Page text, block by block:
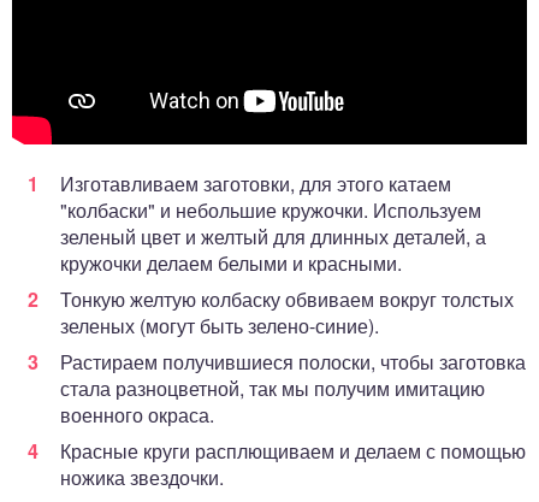
Изготавливаем заготовки, для этого катаем
"колбаски" и небольшие кружочки. Используем
зеленый цвет и желтый для длинных деталей, а
кружочки делаем белыми и красными.
Тонкую желтую колбаску обвиваем вокруг толстых
зеленых (могут быть зелено-синие).
Растираем получившиеся полоски, чтобы заготовка
стала разноцветной, так мы получим имитацию
военного окраса.
Красные круги расплющиваем и делаем с помощью
ножика звездочки.